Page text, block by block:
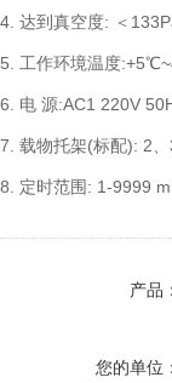
4. 达到真空度: ＜
5. 工作环境温度
6. 电 源:AC1 220V
7. 载物托架(标配): 2
8. 定时范围: 1-9999
产品：
您的单位：